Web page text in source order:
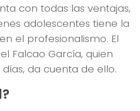
con todas las ventajas,
adolescentes tiene la
el profesionalismo. El
Falcao García, quien
días, da cuenta de ello.